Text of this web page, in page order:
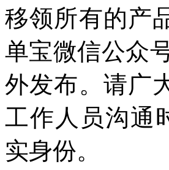
移领所有的产
单宝微信公众
外发布。请广
工作人员沟通
实身份。